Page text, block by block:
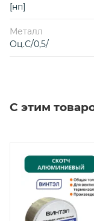
[нп]
Металл
Оц.С/0,5/
С этим